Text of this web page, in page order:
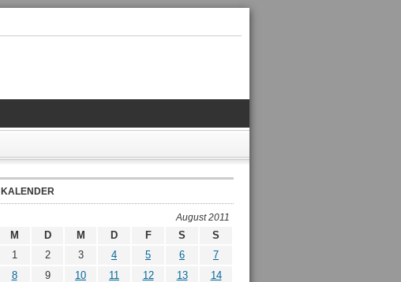
KALENDER
August 2011
M D M D F S S
1 2 3 4 5 6
7
8
9 10 11 12 13
14